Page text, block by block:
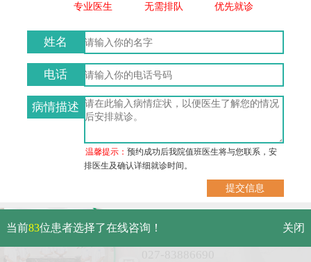
专业医生 无需排队 优先就诊
姓名
电话
病情描述
温馨提示：预约成功后我院值班医生将与您联系，安
排医生及确认详细就诊时间。
武汉市硚口区解放大道479号
当前83位患者选择了在线咨询！ 关闭